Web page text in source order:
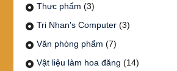
Thực phẩm (3)
Tri Nhan's Computer (3)
Văn phòng phẩm (7)
Vật liệu làm hoa đăng (14)